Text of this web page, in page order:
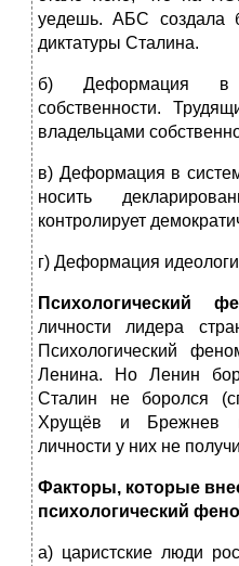
уедешь. АБС создала
диктатуры Сталина.
б) Деформация в
собственности.
владельцами
в) Деформация в
носить
контролирует
г) Деформация
Психологический
личности лидера
Психологический
Ленина. Но Ленин
Сталин не боролся
Хрущёв и Брежнев
личности у них не
Факторы, которые
психологический
а) царистские люди